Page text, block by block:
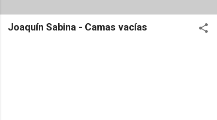
Joaquín Sabina - Camas vacías